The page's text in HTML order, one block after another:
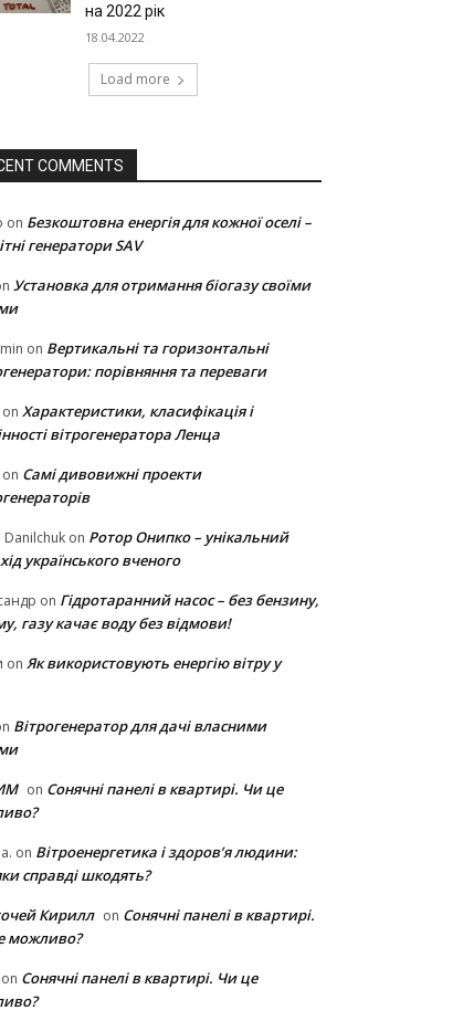
на 2022 рік
18.04.2022
Load more
COMMENTS
on Безкоштовна енергія для кожної оселі –
генератори SAV
Установка для отримання біогазу своїми
on Вертикальні та горизонтальні
порівняння та переваги
on Характеристики, класифікація і
вітрогенератора Ленца
on Самі дивовижні проекти
on Ротор Онипко – унікальний
українського вченого
on Гідротаранний насос – без бензину,
газу качає воду без відмови!
on Як використовують енергію вітру у
Вітрогенератор для дачі власними
on Сонячні панелі в квартирі. Чи це
on Вітроенергетика і здоров’я людини:
cправді шкодять?
Кирилл on Сонячні панелі в квартирі.
можливо?
on Сонячні панелі в квартирі. Чи це